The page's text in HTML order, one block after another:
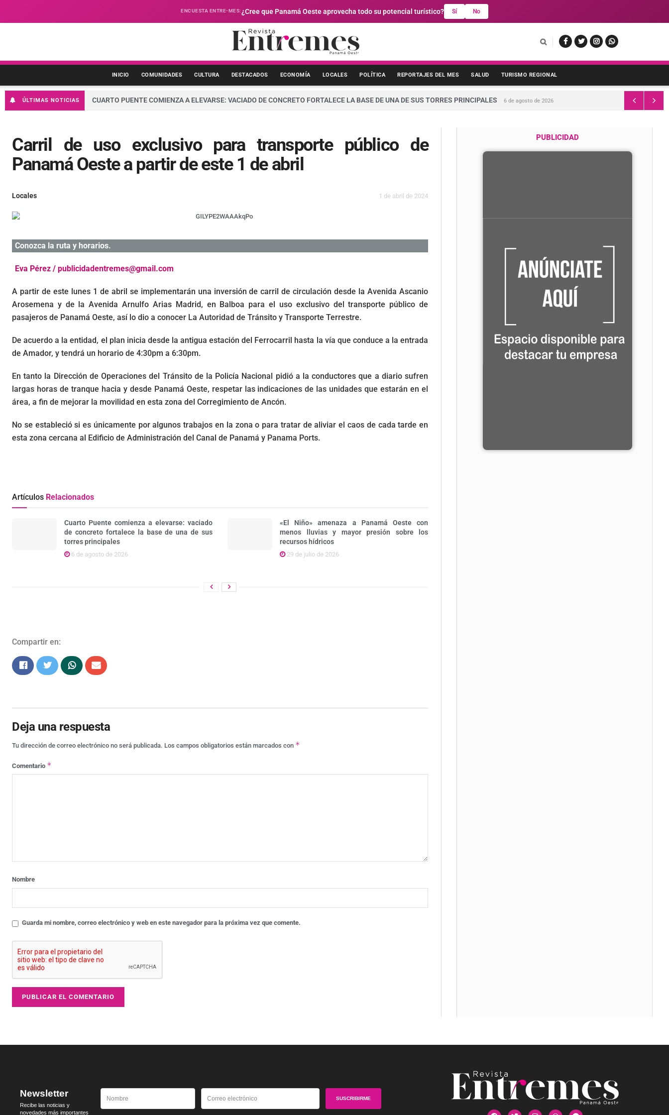
ENCUESTA ENTRE-MES:¿Cree que Panamá Oeste aprovecha todo su potencial turístico? Sí No
INICIO COMUNIDADES CULTURA DESTACADOS ECONOMÍA LOCALES POLÍTICA REPORTAJES DEL MES SALUD TURISMO REGIONAL
ÚLTIMAS NOTICIAS CUARTO PUENTE COMIENZA A ELEVARSE: VACIADO DE CONCRETO FORTALECE LA BASE DE UNA DE SUS TORRES PRINCIPALES 6 de agosto de 2026
Carril de uso exclusivo para transporte público de
Panamá Oeste a partir de este 1 de abril
Locales 1 de abril de 2024
Conozca la ruta y horarios.
Eva Pérez / publicidadentremes@gmail.com
A partir de este lunes 1 de abril se implementarán una inversión de carril de circulación desde la Avenida Ascanio
Arosemena y de la Avenida Arnulfo Arias Madrid, en Balboa para el uso exclusivo del transporte público de
pasajeros de Panamá Oeste, así lo dio a conocer La Autoridad de Tránsito y Transporte Terrestre.
De acuerdo a la entidad, el plan inicia desde la antigua estación del Ferrocarril hasta la vía que conduce a la entrada
de Amador, y tendrá un horario de 4:30pm a 6:30pm.
En tanto la Dirección de Operaciones del Tránsito de la Policía Nacional pidió a la conductores que a diario sufren
largas horas de tranque hacia y desde Panamá Oeste, respetar las indicaciones de las unidades que estarán en el
área, a fin de mejorar la movilidad en esta zona del Corregimiento de Ancón.
No se estableció si es únicamente por algunos trabajos en la zona o para tratar de aliviar el caos de cada tarde en
esta zona cercana al Edificio de Administración del Canal de Panamá y Panama Ports.
Artículos Relacionados
Cuarto Puente comienza a elevarse: vaciado
de concreto fortalece la base de una de sus
torres principales
6 de agosto de 2026
«El Niño» amenaza a Panamá Oeste con
menos lluvias y mayor presión sobre los
recursos hídricos
29 de julio de 2026
Compartir en:
Deja una respuesta
Tu dirección de correo electrónico no será publicada. Los campos obligatorios están marcados con *
Comentario *
Nombre
Guarda mi nombre, correo electrónico y web en este navegador para la próxima vez que comente.
PUBLICIDAD
Newsletter
Recibe las noticias y
novedades más importantes
SUSCRIBIRME